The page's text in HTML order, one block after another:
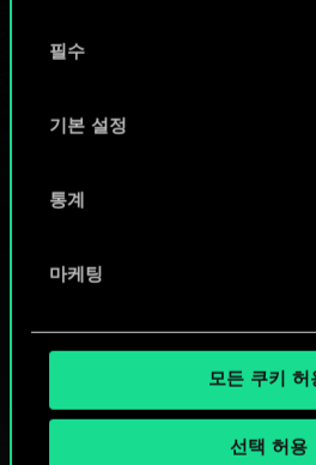
쿠키 사용에 관한 세부 사항이
필수
기본 설정
통계
마케팅
모든 쿠키 허
선택 허용